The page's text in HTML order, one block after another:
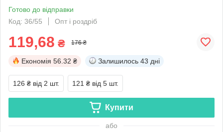
Готово до відправки
Код: 36/55
Опт і роздріб
119,68 ₴ 176 ₴
Економія 56.32 ₴ Залишилось 43 дні
126 ₴ від 2 шт. 121 ₴ від 5 шт.
Купити
або